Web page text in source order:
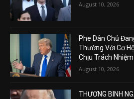
August 10, 2026
Phe Dân Chủ
Thường Với Cơ
Chịu Trách
August 10, 2026
THƯƠNG BINH